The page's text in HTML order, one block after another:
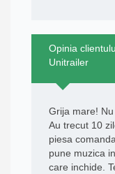
Opinia
Unitrailer
Grija mare!
Au trecut 10
piesa
pune muzica
care inchide.